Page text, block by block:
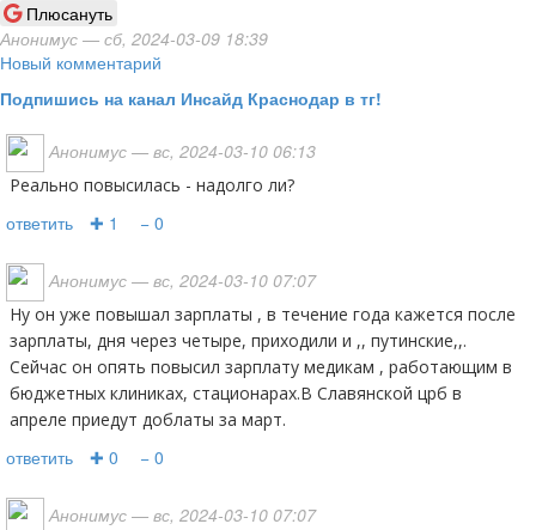
Плюсануть
Анонимус — сб, 2024-03-09 18:39
Новый комментарий
Подпишись на канал Инсайд Краснодар в тг!
Анонимус — вс, 2024-03-10 06:13
Реально повысилась - надолго ли?
ответить ✚ 1 − 0
Анонимус — вс, 2024-03-10 07:07
Ну он уже повышал зарплаты , в течение года кажется после
зарплаты, дня через четыре, приходили и ,, путинские,,.
Сейчас он опять повысил зарплату медикам , работающим в
бюджетных клиниках, стационарах.В Славянской црб в
апреле приедут доблаты за март.
ответить ✚ 0 − 0
Анонимус — вс, 2024-03-10 07:07